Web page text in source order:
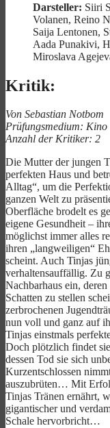
Darsteller: Siiri
Volanen, Reino
Saija Lentonen,
Aada Punakivi,
Miroslava
Kritik:
Von Sebastian Notbom
Prüfungsmedium: Kino
Anzahl der Kritiker: 2
Die Mutter der jungen
perfekten Haus und
Alltag“, um die
ganzen Welt zu
Oberfläche brodelt es
eigene Gesundheit –
möglichst immer alles
ihren „langweiligen“
scheint. Auch Tinjas
verhaltensauffällig. Zu
Nachbarhaus ein,
Schatten zu stellen
zerbrochenen
nun voll und ganz auf
Tinjas einstmals
Doch plötzlich findet
dessen Tod sie sich
Kurzentschlossen
auszubrüten… Mit
Tinjas Tränen ernährt,
gigantischer und
Schale hervorbricht…